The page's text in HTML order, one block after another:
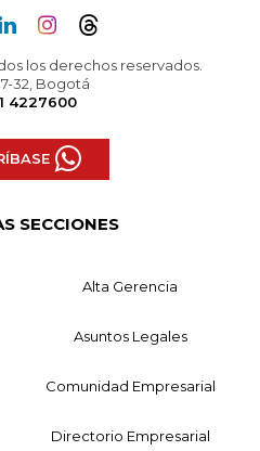
los derechos reservados.
32, Bogotá
4227600
SECCIONES
Alta Gerencia
Asuntos Legales
Comunidad Empresarial
Directorio Empresarial